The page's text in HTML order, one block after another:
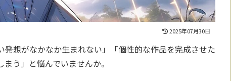
2025年07月30日
想がなかなか生まれない」「個性的な作品を完成させた
う」と悩んでいませんか。